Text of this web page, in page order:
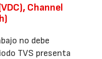
Channel
no debe
TVS presenta